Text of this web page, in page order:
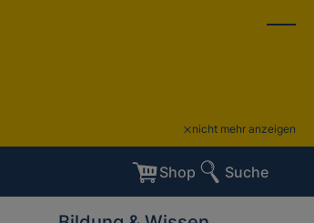
nicht mehr anzeigen
Shop Suche